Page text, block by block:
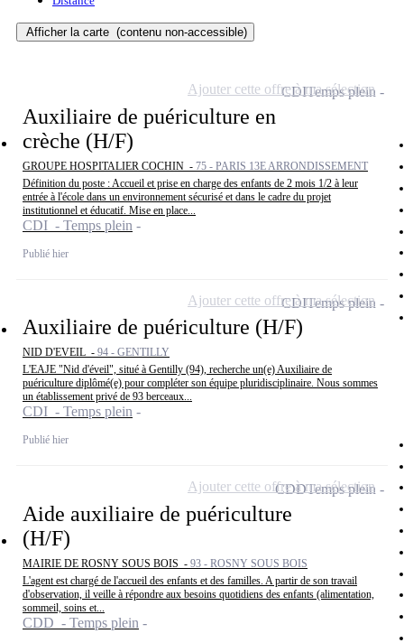
Afficher la carte (contenu non-accessible)
Auxiliaire de puériculture en
crèche (H/F)
GROUPE HOSPITALIER COCHIN - 75 - PARIS 13E ARRONDISSEMENT
Définition du poste : Accueil et prise en charge des enfants de 2 mois 1/2 à leur
entrée à l'école dans un environnement sécurisé et dans le cadre du projet
institutionnel et éducatif. Mise en place...
CDI - Temps plein
Publié hier
CDITemps plein
Ajouter cette offre à ma sélection
Auxiliaire de puériculture (H/F)
NID D'EVEIL - 94 - GENTILLY
L'EAJE "Nid d'éveil", situé à Gentilly (94), recherche un(e) Auxiliaire de
puériculture diplômé(e) pour compléter son équipe pluridisciplinaire. Nous sommes
un établissement privé de 93 berceaux...
CDI - Temps plein
Publié hier
CDITemps plein
Ajouter cette offre à ma sélection
Aide auxiliaire de puériculture
(H/F)
MAIRIE DE ROSNY SOUS BOIS - 93 - ROSNY SOUS BOIS
L'agent est chargé de l'accueil des enfants et des familles. A partir de son travail
d'observation, il veille à répondre aux besoins quotidiens des enfants (alimentation,
sommeil, soins et...
CDD - Temps plein
CDDTemps plein
Ajouter cette offre à ma sélection